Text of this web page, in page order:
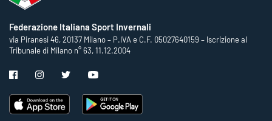
Federazione Italiana Sport Invernali
via Piranesi 46, 20137 Milano – P.IVA e C.F. 05027640159 – Iscrizione al
Tribunale di Milano n° 63, 11.12.2004